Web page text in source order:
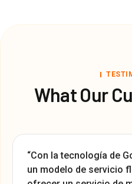
What Our
“Con la tecnología de
un modelo de servicio